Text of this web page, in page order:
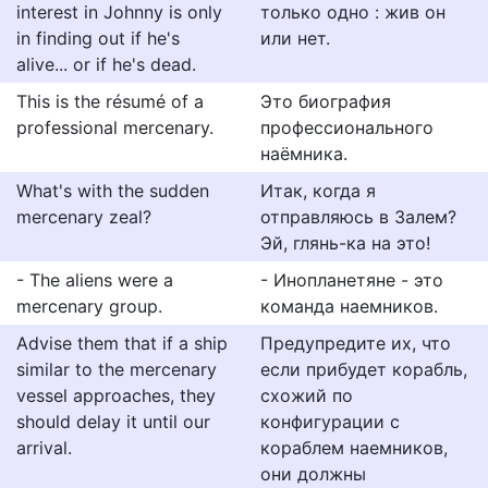
interest in Johnny is only
in finding out if he's
alive... or if he's dead.
только одно : жив он
или нет.
This is the résumé of a
professional mercenary.
Это биография
профессионального
наёмника.
What's with the sudden
mercenary zeal?
Итак, когда я
отправляюсь в Залем?
Эй, глянь-ка на это!
- The aliens were a
mercenary group.
- Инопланетяне - это
команда наемников.
Advise them that if a ship
similar to the mercenary
vessel approaches, they
should delay it until our
arrival.
Предупредите их, что
если прибудет корабль,
схожий по
конфигурации с
кораблем наемников,
они должны